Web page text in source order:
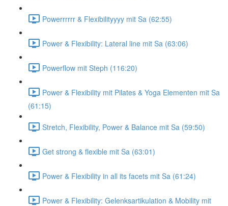
Powerrrrrr & Flexibilityyyy mit Sa (62:55)
Power & Flexibility: Lateral line mit Sa (63:06)
Powerflow mit Steph (116:20)
Power & Flexibility mit Pilates & Yoga Elementen mit Sa
(61:15)
Stretch, Flexibility, Power & Balance mit Sa (59:50)
Get strong & flexible mit Sa (63:01)
Power & Flexibility in all its facets mit Sa (61:24)
Power & Flexibility: Gelenksartikulation & Mobility mit